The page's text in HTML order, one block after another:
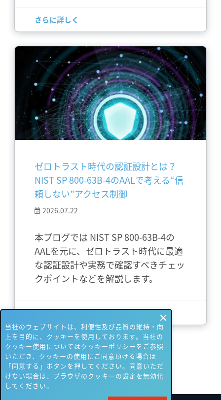
さらに詳しく
ゼロトラスト時代の認証設計とは？
NIST SP 800-63B-4のAALで考える“信
頼しない”アクセス制御
2026.07.22
本ブログでは NIST SP 800-63B-4の
AALを元に、ゼロトラスト時代に最適
な認証設計や実務で確認すべきチェッ
クポイントなどを解説します。
さらに詳しく
当社のウェブサイトは、利便性及び品質の維持・向
上を目的に、クッキーを使用しております。当社の
クッキー使用についてはクッキーポリシーをご参照
いただき、クッキーの使用にご同意頂ける場合は
「同意する」ボタンを押してください。同意いただ
けない場合は、ブラウザのクッキーの設定を無効化
してください。